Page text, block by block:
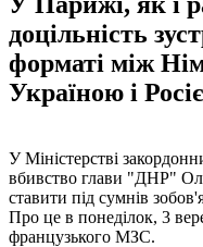
доцільність
форматі між
Україною і
У Міністерстві
вбивство глави "ДНР"
ставити під сумнів
Про це в понеділок, 3
французького МЗС.